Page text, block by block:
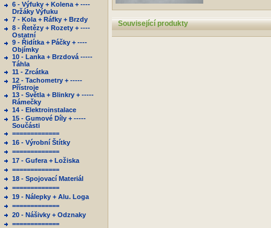
6 - Výfuky + Kolena + ----
Držáky Výfuku
7 - Kola + Ráfky + Brzdy
8 - Řetězy + Rozety + ----
Ostatní
9 - Řidítka + Páčky + ----
Objímky
10 - Lanka + Brzdová -----
Táhla
11 - Zrcátka
12 - Tachometry + -----
Přístroje
13 - Světla + Blinkry + -----
Rámečky
14 - Elektroinstalace
15 - Gumové Díly + -----
Součásti
=============
16 - Výrobní Štítky
=============
17 - Gufera + Ložiska
=============
18 - Spojovací Materiál
=============
19 - Nálepky + Alu. Loga
=============
20 - Nášivky + Odznaky
=============
Související produkty